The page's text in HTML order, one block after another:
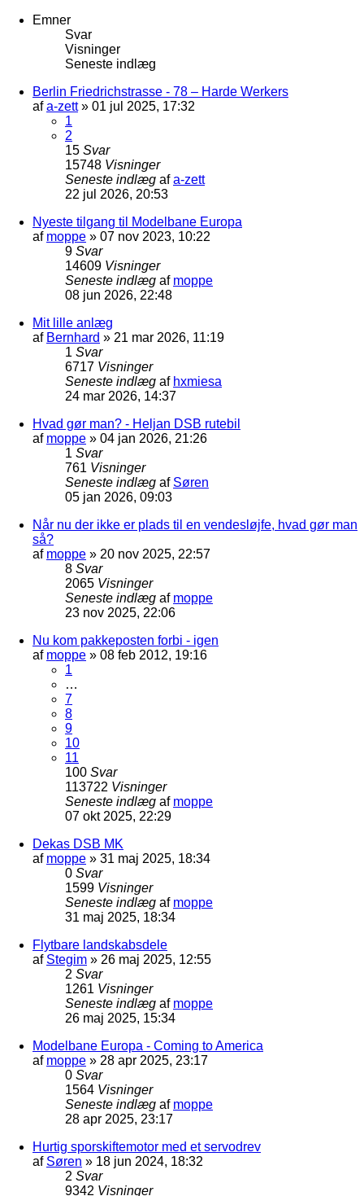
Emner
Svar
Visninger
Seneste indlæg
Berlin Friedrichstrasse - 78 – Harde Werkers
afa-zett» 01 jul 2025, 17:32
1
2
15 Svar
15748 Visninger
Seneste indlæg afa-zett
22 jul 2026, 20:53
Nyeste tilgang til Modelbane Europa
af moppe » 07 nov 2023, 10:22
9 Svar
14609 Visninger
Seneste indlæg af moppe
08 jun 2026, 22:48
Mit lille anlæg
af Bernhard » 21 mar 2026, 11:19
1 Svar
6717 Visninger
Seneste indlæg af hxmiesa
24 mar 2026, 14:37
Hvad gør man? - Heljan DSB rutebil
af moppe » 04 jan 2026, 21:26
1 Svar
761 Visninger
Seneste indlæg af Søren
05 jan 2026, 09:03
Når nu der ikke er plads til en vendesløjfe, hvad gør man
så?
af moppe » 20 nov 2025, 22:57
8 Svar
2065 Visninger
Seneste indlæg af moppe
23 nov 2025, 22:06
Nu kom pakkeposten forbi - igen
af moppe » 08 feb 2012, 19:16
1
…
7
8
9
10
11
100 Svar
113722 Visninger
Seneste indlæg af moppe
07 okt 2025, 22:29
Dekas DSB MK
af moppe » 31 maj 2025, 18:34
0 Svar
1599 Visninger
Seneste indlæg af moppe
31 maj 2025, 18:34
Flytbare landskabsdele
af Stegim » 26 maj 2025, 12:55
2 Svar
1261 Visninger
Seneste indlæg af moppe
26 maj 2025, 15:34
Modelbane Europa - Coming to America
af moppe » 28 apr 2025, 23:17
0 Svar
1564 Visninger
Seneste indlæg af moppe
28 apr 2025, 23:17
Hurtig sporskiftemotor med et servodrev
af Søren » 18 jun 2024, 18:32
2 Svar
9342 Visninger